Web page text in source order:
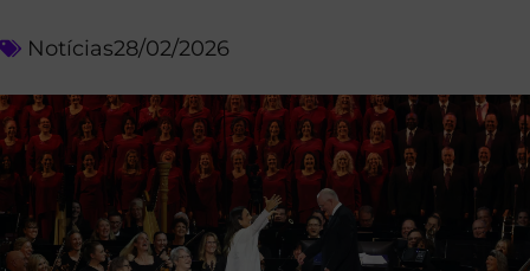
Notícias28/02/2026